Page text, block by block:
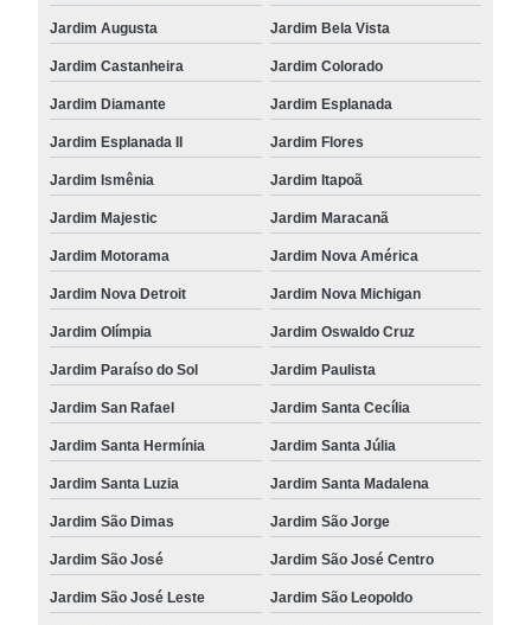
Jardim Augusta Jardim Bela Vista
Jardim Castanheira Jardim Colorado
Jardim Diamante Jardim Esplanada
Jardim Esplanada II Jardim Flores
Jardim Ismênia Jardim Itapoã
Jardim Majestic Jardim Maracanã
Jardim Motorama Jardim Nova América
Jardim Nova Detroit Jardim Nova Michigan
Jardim Olímpia Jardim Oswaldo Cruz
Jardim Paraíso do Sol Jardim Paulista
Jardim San Rafael Jardim Santa Cecília
Jardim Santa Hermínia Jardim Santa Júlia
Jardim Santa Luzia Jardim Santa Madalena
Jardim São Dimas Jardim São Jorge
Jardim São José Jardim São José Centro
Jardim São José Leste Jardim São Leopoldo